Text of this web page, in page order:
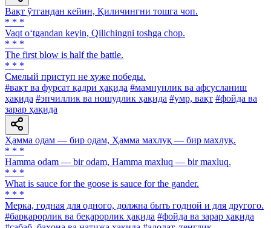
Вақт ўтгандан кейин, Қиличингни тошга чоп.
* * *
Vaqt o‘tgandan keyin, Qilichingni toshga chop.
* * *
The first blow is half the battle.
* * *
Смелый приступ не хуже победы.
#вақт ва фурсат қадри ҳақида #мамнунлик ва афсусланиш
ҳақида #эпчиллик ва ношудлик ҳақида #умр, вақт #фойда ва
зарар ҳақида
Ҳамма одам — бир одам, Ҳамма махлуқ — бир махлуқ.
* * *
Hamma odam — bir odam, Hamma maxluq — bir maxluq.
* * *
What is sauce for the goose is sauce for the gander.
* * *
Мерка, годная для одного, должна быть годной и для другого.
#барқарорлик ва беқарорлик ҳақида #фойда ва зарар ҳақида